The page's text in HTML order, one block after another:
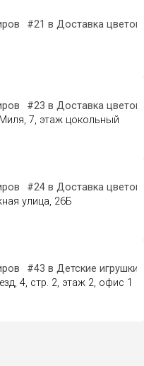
#21 в Доставка цветов
#23 в Доставка цветов
7, этаж цокольный
#24 в Доставка цветов
улица, 26Б
#43 в Детские игрушки
4, стр. 2, этаж 2, офис 1